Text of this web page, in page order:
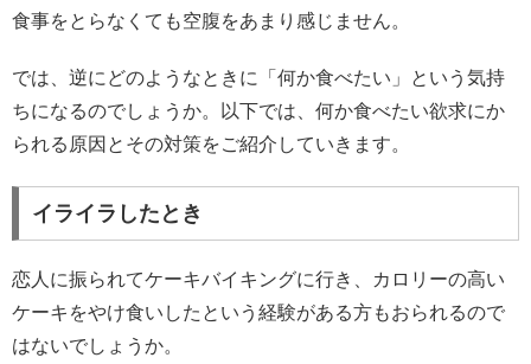
食事をとらなくても空腹をあまり感じません。
では、逆にどのようなときに「何か食べたい」という気持
ちになるのでしょうか。以下では、何か食べたい欲求にか
られる原因とその対策をご紹介していきます。
イライラしたとき
恋人に振られてケーキバイキングに行き、カロリーの高い
ケーキをやけ食いしたという経験がある方もおられるので
はないでしょうか。